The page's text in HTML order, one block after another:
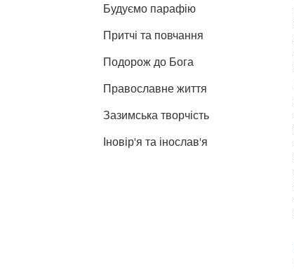
Будуємо парафію
Притчі та повчання
Подорож до Бога
Православне життя
Зазимська творчість
Іновір'я та інослав'я